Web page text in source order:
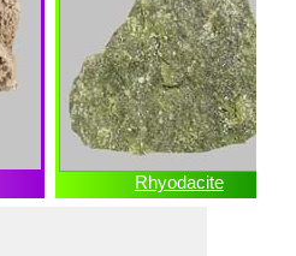
Rhyodacite